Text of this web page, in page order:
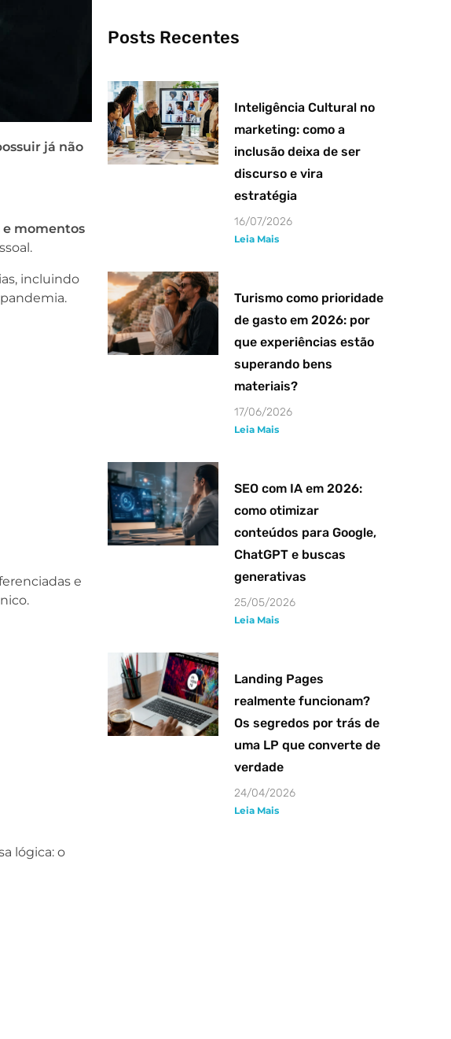
já não
e momentos
incluindo
e
lógica: o
Posts Recentes
Inteligência Cultural no
marketing: como a
inclusão deixa de ser
discurso e vira
estratégia
16/07/2026
Leia Mais
Turismo como prioridade
de gasto em 2026: por
que experiências estão
superando bens
materiais?
17/06/2026
Leia Mais
SEO com IA em 2026:
como otimizar
conteúdos para Google,
ChatGPT e buscas
generativas
25/05/2026
Leia Mais
Landing Pages
realmente funcionam?
Os segredos por trás de
uma LP que converte de
verdade
24/04/2026
Leia Mais